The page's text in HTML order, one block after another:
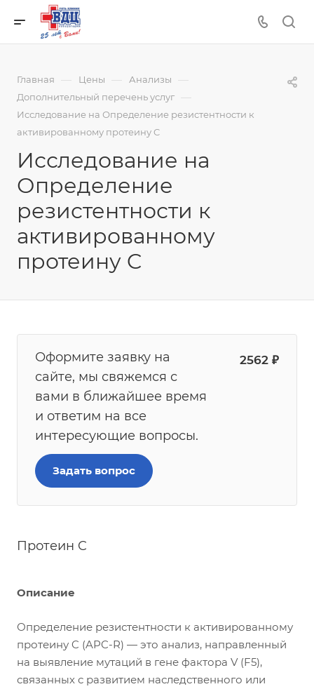
Главная — Цены — Анализы —
Дополнительный перечень услуг —
Исследование на Определение резистентности к
активированному протеину C
Исследование на
Определение
резистентности к
активированному
протеину C
Оформите заявку на
сайте, мы свяжемся с
вами в ближайшее время
и ответим на все
интересующие вопросы.
2562 ₽
Задать вопрос
Протеин C
Описание
Определение резистентности к активированному
протеину C (APC-R) — это анализ, направленный
на выявление мутаций в гене фактора V (F5),
связанных с развитием наследственного или